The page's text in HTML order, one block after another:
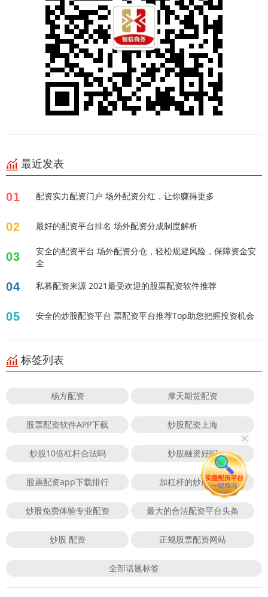
最近发表
01 配资实力配资门户 场外配资分红，让你赚得更多
02 最好的配资平台排名 场外配资分成制度解析
03
安全的配资平台 场外配资分仓，轻松规避风险，保障资金安
全
04 私募配资来源 2021最受欢迎的股票配资软件推荐
05 安全的炒股配资平台 票配资平台推荐Top助您把握投资机会
标签列表
杨方配资 摩天期货配资
股票配资软件APP下载 炒股配资上海
炒股10倍杠杆合法吗 炒股融资好吗
股票配资app下载排行 加杠杆的炒股软件
炒股免费体验专业配资 最大的合法配资平台头条
炒股 配资 正规股票配资网站
全部话题标签